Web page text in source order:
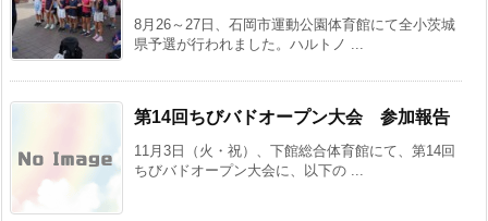
8月26～27日、石岡市運動公園体育館にて全小茨城
県予選が行われました。ハルトノ ...
第14回ちびバドオープン大会 参加報告
11月3日（火・祝）、下館総合体育館にて、第14回
ちびバドオープン大会に、以下の ...